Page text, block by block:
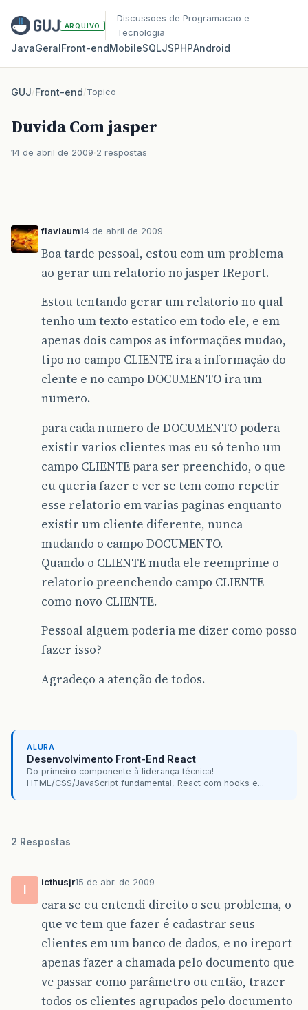
ARQUIVO
Discussoes de Programacao e
Tecnologia
JavaGeralFront‑endMobileSQLJSPHPAndroid
GUJ/Front-end/Topico
Duvida Com jasper
14 de abril de 2009 2 respostas
flaviaum14 de abril de 2009
Boa tarde pessoal, estou com um problema
ao gerar um relatorio no jasper IReport.
Estou tentando gerar um relatorio no qual
tenho um texto estatico em todo ele, e em
apenas dois campos as informações mudao,
tipo no campo CLIENTE ira a informação do
clente e no campo DOCUMENTO ira um
numero.
para cada numero de DOCUMENTO podera
existir varios clientes mas eu só tenho um
campo CLIENTE para ser preenchido, o que
eu queria fazer e ver se tem como repetir
esse relatorio em varias paginas enquanto
existir um cliente diferente, nunca
mudando o campo DOCUMENTO.
Quando o CLIENTE muda ele reemprime o
relatorio preenchendo campo CLIENTE
como novo CLIENTE.
Pessoal alguem poderia me dizer como posso
fazer isso?
Agradeço a atenção de todos.
ALURA
Desenvolvimento Front-End React
Do primeiro componente à liderança técnica!
HTML/CSS/JavaScript fundamental, React com hooks e...
2 Respostas
I
icthusjr15 de abr. de 2009
cara se eu entendi direito o seu problema, o
que vc tem que fazer é cadastrar seus
clientes em um banco de dados, e no ireport
apenas fazer a chamada pelo documento que
vc passar como parâmetro ou então, trazer
todos os clientes agrupados pelo documento